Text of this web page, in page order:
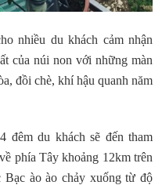
nhiều du khách cảm nhận
của núi non với những màn
đồi chè, khí hậu quanh năm
đêm du khách sẽ đến tham
phía Tây khoảng 12km trên
ào ào chảy xuống từ độ